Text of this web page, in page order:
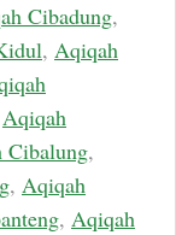
Cibadung,
, Aqiqah
Aqiqah
Cibalung,
, Aqiqah
, Aqiqah